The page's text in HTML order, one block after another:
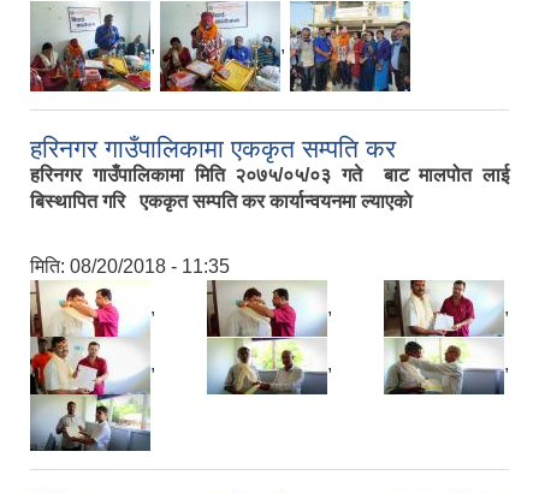
, ,
हरिनगर गाउँपालिकामा एककृत सम्पति कर
हरिनगर गाउँपालिकामा मिति २०७५/०५/०३ गते बाट मालपोत लाई
बिस्थापित गरि एककृत सम्पति कर कार्यान्वयनमा ल्याएकाे
मिति: 08/20/2018 - 11:35
,
, ,
, , ,